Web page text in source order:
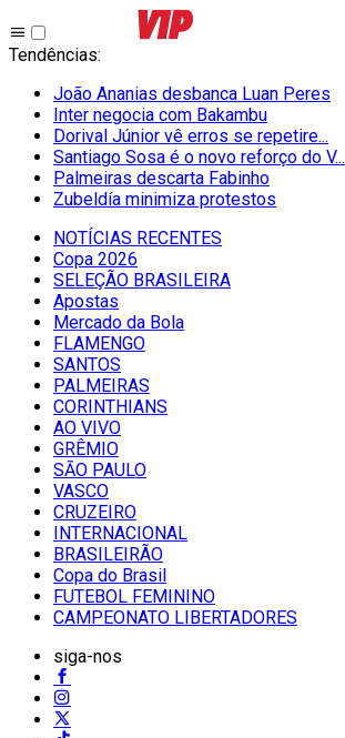
Tendências:
João Ananias desbanca Luan Peres
Inter negocia com Bakambu
Dorival Júnior vê erros se repetire...
Santiago Sosa é o novo reforço do V...
Palmeiras descarta Fabinho
Zubeldía minimiza protestos
NOTÍCIAS RECENTES
Copa 2026
SELEÇÃO BRASILEIRA
Apostas
Mercado da Bola
FLAMENGO
SANTOS
PALMEIRAS
CORINTHIANS
AO VIVO
GRÊMIO
SĀO PAULO
VASCO
CRUZEIRO
INTERNACIONAL
BRASILEIRÃO
Copa do Brasil
FUTEBOL FEMININO
CAMPEONATO LIBERTADORES
siga-nos